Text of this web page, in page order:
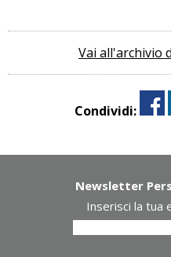
Vai all'archivio
Condividi:
Newsletter
Inserisci la tua